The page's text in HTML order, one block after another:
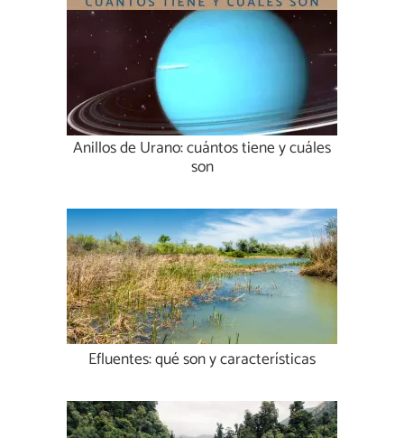
Anillos de Urano: cuántos tiene y cuáles
son
Efluentes: qué son y características